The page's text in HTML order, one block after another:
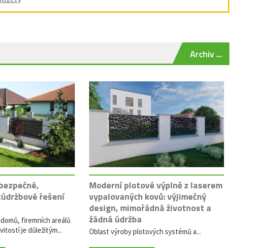
řešení
firemních areálů
je důležitým...
Moderní plotové výplně z laserem
vypalovaných kovů: výjimečný
design, mimořádná životnost a
žádná údržba
Oblast výroby plotových systémů a...
Archiv ...